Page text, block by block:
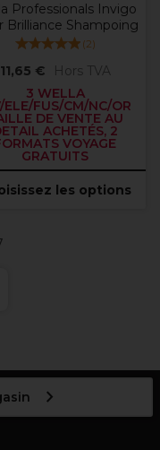
Professionals Invigo
Brilliance Shampoing
(2)
11,65 €
Hors TVA
3 WELLA
ELE/FUS/CM/NC/OR
DE VENTE AU
ACHETÉS, 2
VOYAGE
GRATUITS
les options